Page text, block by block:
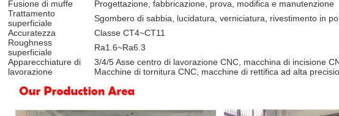
Fusione di muffe
Progettazione, fabbricazione, prova, modifica e manutenzione
Trattamento
superficiale
Sgombero di sabbia, lucidatura, verniciatura, rivestimento in
Accuratezza
Classe CT4~CT11
Roughness
superficiale
Ra1.6~Ra6.3
Apparecchiature di
lavorazione
3/4/5 Asse centro di lavorazione CNC, macchina di incisione
Macchine di tornitura CNC, macchine di rettifica ad alta